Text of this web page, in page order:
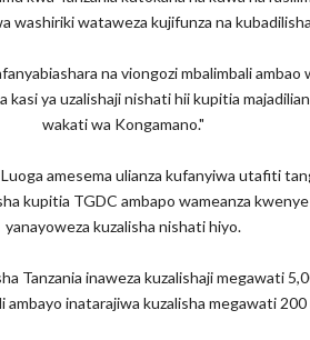
washiriki wataweza kujifunza na
na viongozi mbalimbali
ya uzalishaji nishati hii kupitia
wakati wa Kongamano."
amesema ulianza kufanyiwa utafiti
kupitia TGDC ambapo wameanza
yanayoweza kuzalisha nishati hiyo.
Tanzania inaweza kuzalishaji megawati
inatarajiwa kuzalisha megawati 200